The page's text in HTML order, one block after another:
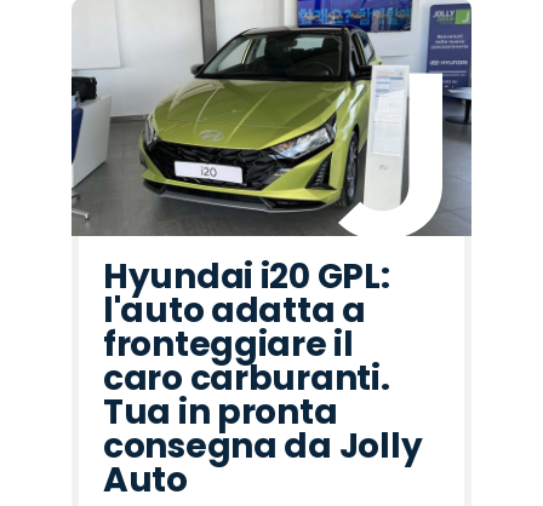
Hyundai i20 GPL:
l'auto adatta a
fronteggiare il
caro carburanti.
Tua in pronta
consegna da Jolly
Auto